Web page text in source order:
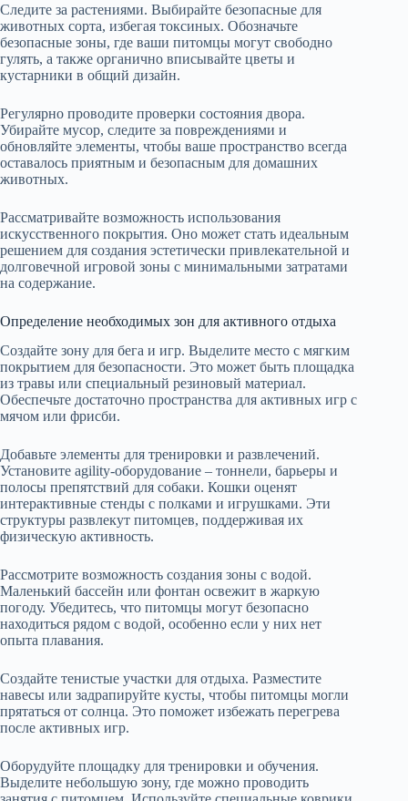
Следите за растениями. Выбирайте безопасные для
животных сорта, избегая токсиных. Обозначьте
безопасные зоны, где ваши питомцы могут свободно
гулять, а также органично вписывайте цветы и
кустарники в общий дизайн.
Регулярно проводите проверки состояния двора.
Убирайте мусор, следите за повреждениями и
обновляйте элементы, чтобы ваше пространство всегда
оставалось приятным и безопасным для домашних
животных.
Рассматривайте возможность использования
искусственного покрытия. Оно может стать идеальным
решением для создания эстетически привлекательной и
долговечной игровой зоны с минимальными затратами
на содержание.
Определение необходимых зон для активного отдыха
Создайте зону для бега и игр. Выделите место с мягким
покрытием для безопасности. Это может быть площадка
из травы или специальный резиновый материал.
Обеспечьте достаточно пространства для активных игр с
мячом или фрисби.
Добавьте элементы для тренировки и развлечений.
Установите agility-оборудование – тоннели, барьеры и
полосы препятствий для собаки. Кошки оценят
интерактивные стенды с полками и игрушками. Эти
структуры развлекут питомцев, поддерживая их
физическую активность.
Рассмотрите возможность создания зоны с водой.
Маленький бассейн или фонтан освежит в жаркую
погоду. Убедитесь, что питомцы могут безопасно
находиться рядом с водой, особенно если у них нет
опыта плавания.
Создайте тенистые участки для отдыха. Разместите
навесы или задрапируйте кусты, чтобы питомцы могли
прятаться от солнца. Это поможет избежать перегрева
после активных игр.
Оборудуйте площадку для тренировки и обучения.
Выделите небольшую зону, где можно проводить